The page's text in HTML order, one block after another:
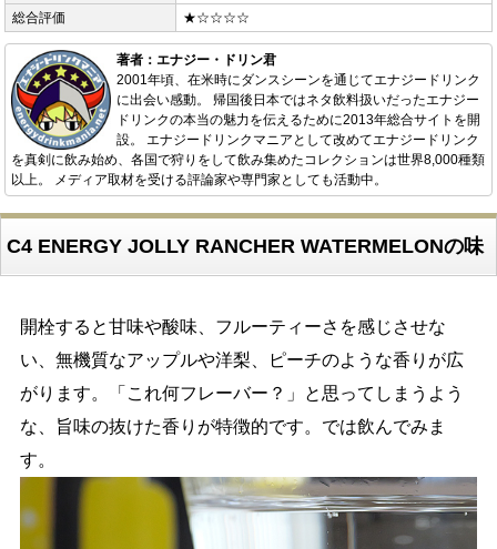
総合評価
★☆☆☆☆
著者：エナジー・ドリン君
2001年頃、在米時にダンスシーンを通じてエナジードリンク
に出会い感動。 帰国後日本ではネタ飲料扱いだったエナジー
ドリンクの本当の魅力を伝えるために2013年総合サイトを開
設。 エナジードリンクマニアとして改めてエナジードリンク
を真剣に飲み始め、各国で狩りをして飲み集めたコレクションは世界8,000種類
以上。 メディア取材を受ける評論家や専門家としても活動中。
C4 ENERGY JOLLY RANCHER WATERMELONの味
開栓すると甘味や酸味、フルーティーさを感じさせな
い、無機質なアップルや洋梨、ピーチのような香りが広
がります。「これ何フレーバー？」と思ってしまうよう
な、旨味の抜けた香りが特徴的です。では飲んでみま
す。